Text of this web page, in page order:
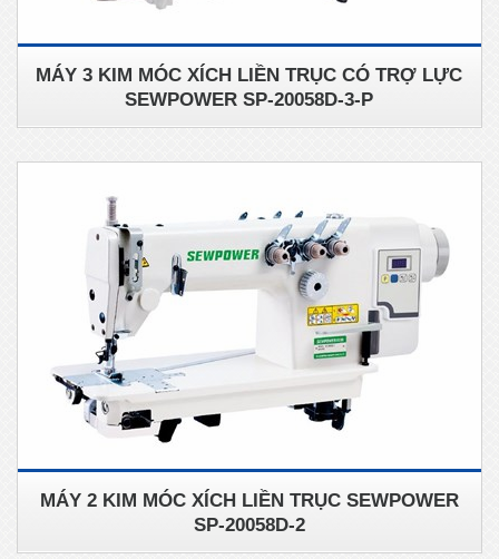
MÁY 3 KIM MÓC XÍCH LIỀN TRỤC CÓ TRỢ LỰC
SEWPOWER SP-20058D-3-P
MÁY 2 KIM MÓC XÍCH LIỀN TRỤC SEWPOWER
SP-20058D-2